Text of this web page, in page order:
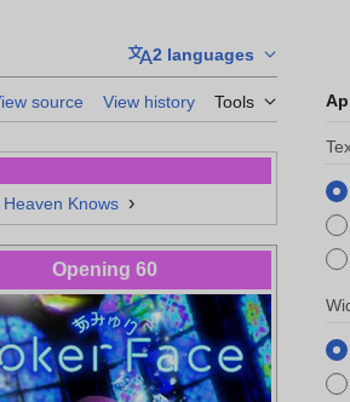
2 languages
source View history Tools
Heaven Knows ›
Opening 60